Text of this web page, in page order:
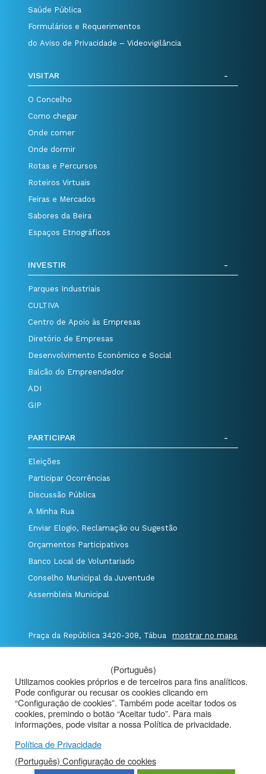
Saúde Pública
Formulários e Requerimentos
do Aviso de Privacidade – Videovigilância
VISITAR
O Concelho
Como chegar
Onde comer
Onde dormir
Rotas e Percursos
Roteiros Virtuais
Feiras e Mercados
Sabores da Beira
Espaços Etnográficos
INVESTIR
Parques Industriais
CULTIVA
Centro de Apoio às Empresas
Diretório de Empresas
Desenvolvimento Económico e Social
Balcão do Empreendedor
ADI
GIP
PARTICIPAR
Eleições
Participar Ocorrências
Discussão Pública
A Minha Rua
Enviar Elogio, Reclamação ou Sugestão
Orçamentos Participativos
Banco Local de Voluntariado
Conselho Municipal da Juventude
Assembleia Municipal
Praça da República 3420-308, Tábua mostrar no maps
E. geral@cm-tabua.pt
@Município de Tábua | Mapa do Portal
|
Politica de Privacidade
|
Aviso de Privacidade - Videovigilância
(Português)
Utilizamos cookies próprios e de terceiros para fins analíticos.
Pode configurar ou recusar os cookies clicando em
“Configuração de cookies”. Também pode aceitar todos os
cookies, premindo o botão “Aceitar tudo”. Para mais
informações, pode visitar a nossa Política de privacidade.
Política de Privacidade
(Português) Configuração de cookies